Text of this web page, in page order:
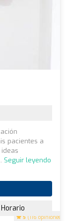
5 (116 opiniones)
pacientes a
Seguir leyendo